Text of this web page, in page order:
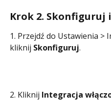
Krok 2.
1. Przejdź do Ustawienia >
kliknij Skonfiguruj.
2. Kliknij Integracja